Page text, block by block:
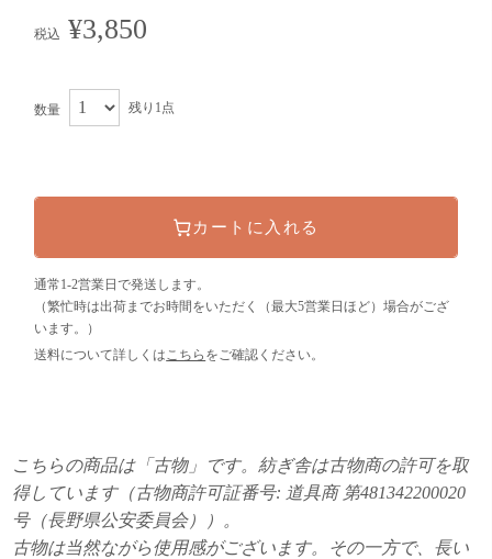
税込 ¥3,850
数量 残り1点
カートに入れる
通常1-2営業日で発送します。
（繁忙時は出荷までお時間をいただく（最大5営業日ほど）場合がござ
います。）
送料について詳しくはこちら をご確認ください。
こちらの商品は「古物」です。紡ぎ舎は古物商の許可を取
得しています（古物商許可証番号: 道具商 第481342200020
号（長野県公安委員会））。
古物は当然ながら使用感がございます。その一方で、長い